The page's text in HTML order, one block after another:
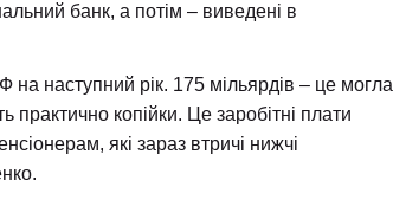
банк, а потім – виведені в
на наступний рік. 175 мільярдів – це могла
практично копійки. Це заробітні плати
які зараз втричі нижчі